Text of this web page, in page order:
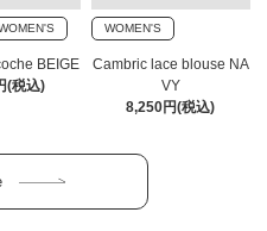
BEIGE
(税込)
WOMEN'S
Cambric lace blouse NA
VY
8,250円(税込)